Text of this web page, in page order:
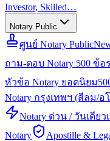
Investor, Skilled…
Notary Public
ศูนย์ Notary Public
ถาม-ตอบ Notary 500 ข้อ
หัวข้อ Notary ยอดนิยม
Notary กรุงเทพฯ (สีลม/อ
Notary ด่วน / วันเดียว
Notary
Apostille &